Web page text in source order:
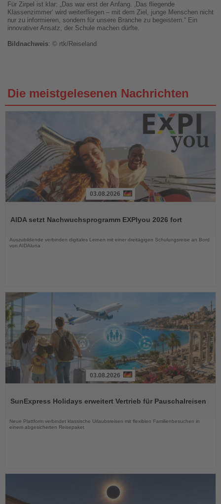
Für Zirpel ist klar: „Das war erst der Anfang. ‚Das fliegende
Klassenzimmer‘ wird weiterfliegen – mit dem Ziel, junge Menschen nicht
nur zu informieren, sondern für unsere Branche zu begeistern.“ Ein
innovativer Ansatz, der Schule machen dürfte.
Bildnachweis: © rtk/Reiseland
Die meistgelesenen Nachrichten
die
03.08.2026
AIDA setzt Nachwuchsprogramm EXPIyou 2026 fort
Auszubildende verbinden digitales Lernen mit einer dreitägigen Schulungsreise an Bord
von AIDAluna
die
03.08.2026
SunExpress Holidays erweitert Vertrieb für Pauschalreisen
Neue Plattform verbindet klassische Urlaubsreisen mit flexiblen Familienbesuchen in
einem abgesicherten Reisepaket